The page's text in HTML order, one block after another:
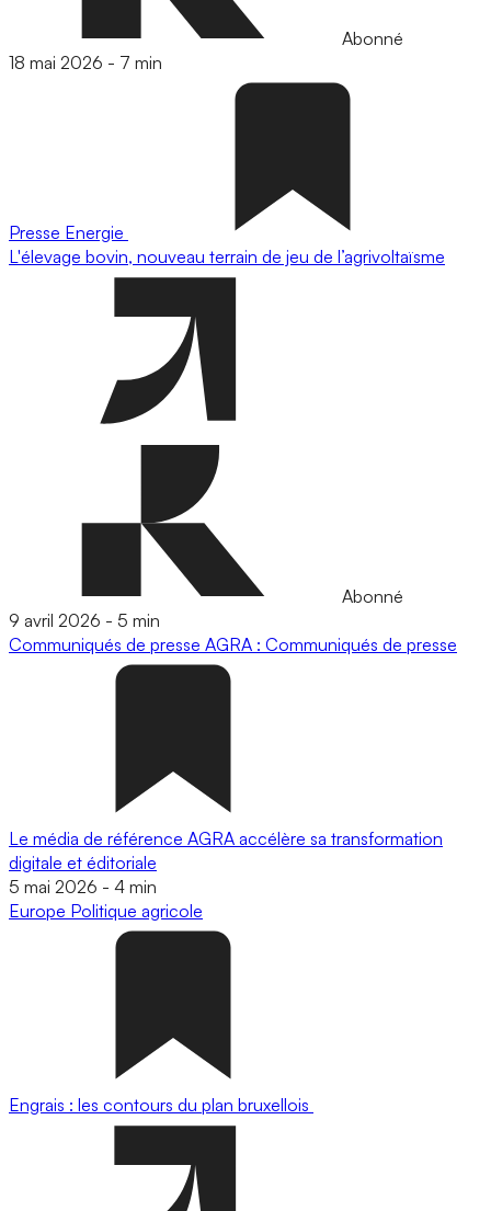
Abonné
18 mai 2026 - 7 min
Presse Energie
L'élevage bovin, nouveau terrain de jeu de l’agrivoltaïsme
Abonné
9 avril 2026 - 5 min
Communiqués de presse AGRA : Communiqués de presse
Le média de référence AGRA accélère sa transformation
digitale et éditoriale
5 mai 2026 - 4 min
Europe Politique agricole
Engrais : les contours du plan bruxellois